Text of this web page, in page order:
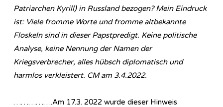
Patriarchen Kyrill) in Russland bezogen? Mein Eindruck
ist: Viele fromme Worte und fromme altbekannte
Floskeln sind in dieser Papstpredigt. Keine politische
Analyse, keine Nennung der Namen der
Kriegsverbrecher, alles hübsch diplomatisch und
harmlos verkleistert. CM am 3.4.2022.
…………….Am 17.3. 2022 wurde dieser Hinweis